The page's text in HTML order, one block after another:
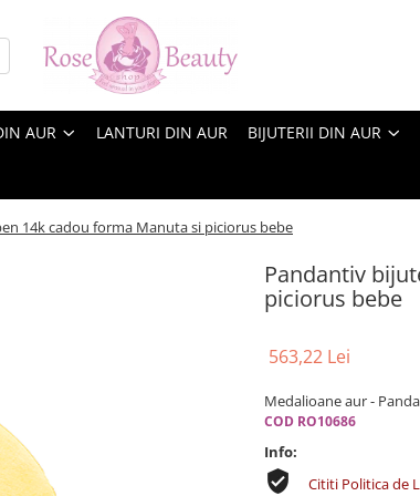
AUR LANTURI DIN AUR BIJUTERII DIN AUR
14k cadou forma Manuta si piciorus bebe
Pandantiv
piciorus bebe
563,22 Lei
Medalioane aur -
COD RO10686
Info:
Cititi Politica de